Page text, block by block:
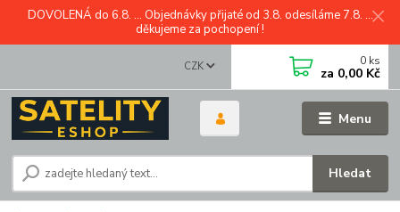
DOVOLENÁ do 6.8. ... Objednávky přijaté od 3.8. odesíláme 7.8. ...
děkujeme za pochopení !
Menu
CZK
Hledat
0 ks
za 0,00 Kč